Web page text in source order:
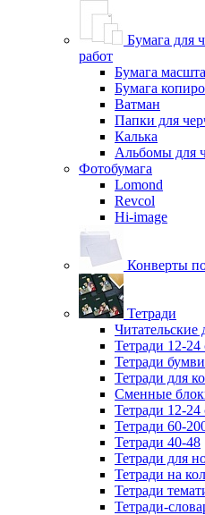
Бумага для
работ
Бумага
Бумага
Ватман
Папки для
Калька
Альбомы для
Фотобумага
Lomond
Revcol
Hi-image
Конверты
Тетради
Читательские
Тетради 12-
Тетради
Тетради для
Сменные
Тетради 12-
Тетради 60-
Тетради 40-48
Тетради для
Тетради на
Тетради
Тетради-